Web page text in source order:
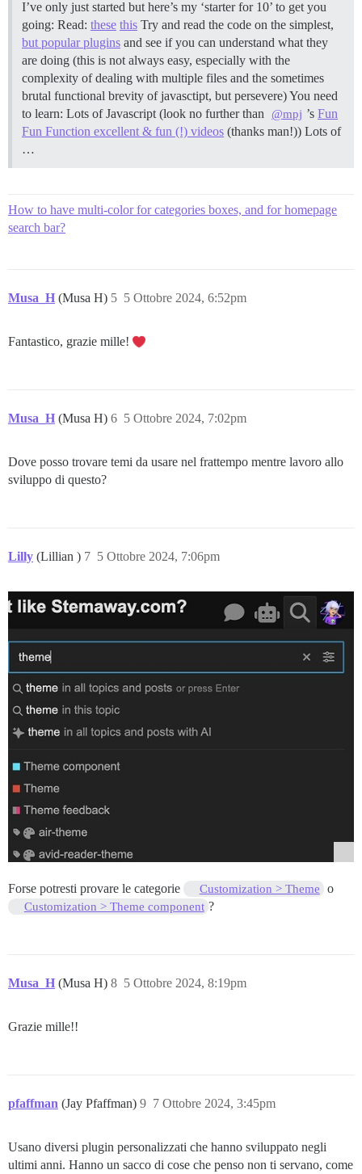
I’ve only just started but here’s my ‘starter for 10’ to get you
going: Read: these this Try and read the code on the simplest,
but popular plugins and see if you can understand what they
are doing (this is not always easy, especially with the
complexity of dealing with multiple files and the sometimes
brutal functional brevity of javasctipt, but persevere) You need
to learn: Lots of Javascript (look no further than
@mpj ’sFun
Fun Function excellent & fun (!) videos (thanks man!)) Lots of
…
How to have multi-color for categories boxes, and for homepage
search bar?
Musa_H (Musa H) 5 Ottobre 2024, 6:52pm
5
Fantastico, grazie mille!
Musa_H (Musa H) 5 Ottobre 2024, 7:02pm
6
Dove posso trovare temi da usare nel frattempo mentre lavoro allo
sviluppo di questo?
Lilly (Lillian ) 5 Ottobre 2024, 7:06pm
7
Forse potresti provare le categorie Customization > Theme o
Customization > Theme component ?
Musa_H (Musa H) 5 Ottobre 2024, 8:19pm
8
Grazie mille!!
pfaffman (Jay Pfaffman) 7 Ottobre 2024, 3:45pm
9
Usano diversi plugin personalizzati che hanno sviluppato negli
ultimi anni. Hanno un sacco di cose che penso non ti servano, come